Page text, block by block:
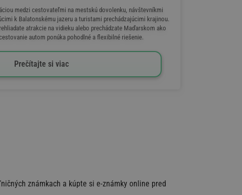
medzi cestovateľmi na mestskú dovolenku, návštevníkmi
k Balatonskému jazeru a turistami prechádzajúcimi krajinou.
atrakcie na vidieku alebo prechádzate Maďarskom ako
autom ponúka pohodlné a flexibilné riešenie.
Prečítajte si viac
známkach a kúpte si e-známky online pred